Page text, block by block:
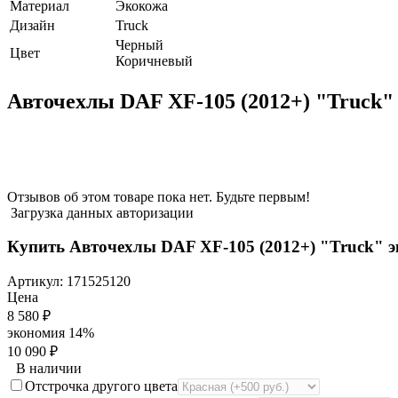
Материал
Экокожа
Дизайн
Truck
Цвет
Черный
Коричневый
Авточехлы DAF XF-105 (2012+)
Отзывов об этом товаре пока нет. Будьте первым!
Загрузка данных авторизации
Купить Авточехлы DAF XF-105 (2012+) "Truck"
Артикул: 171525120
Цена
8 580 ₽
экономия 14%
10 090 ₽
В наличии
Отстрочка другого цвета